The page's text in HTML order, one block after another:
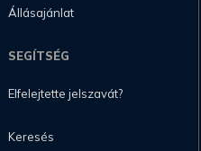
Állásajánlat
SEGÍTSÉG
Elfelejtette jelszavát?
Keresés